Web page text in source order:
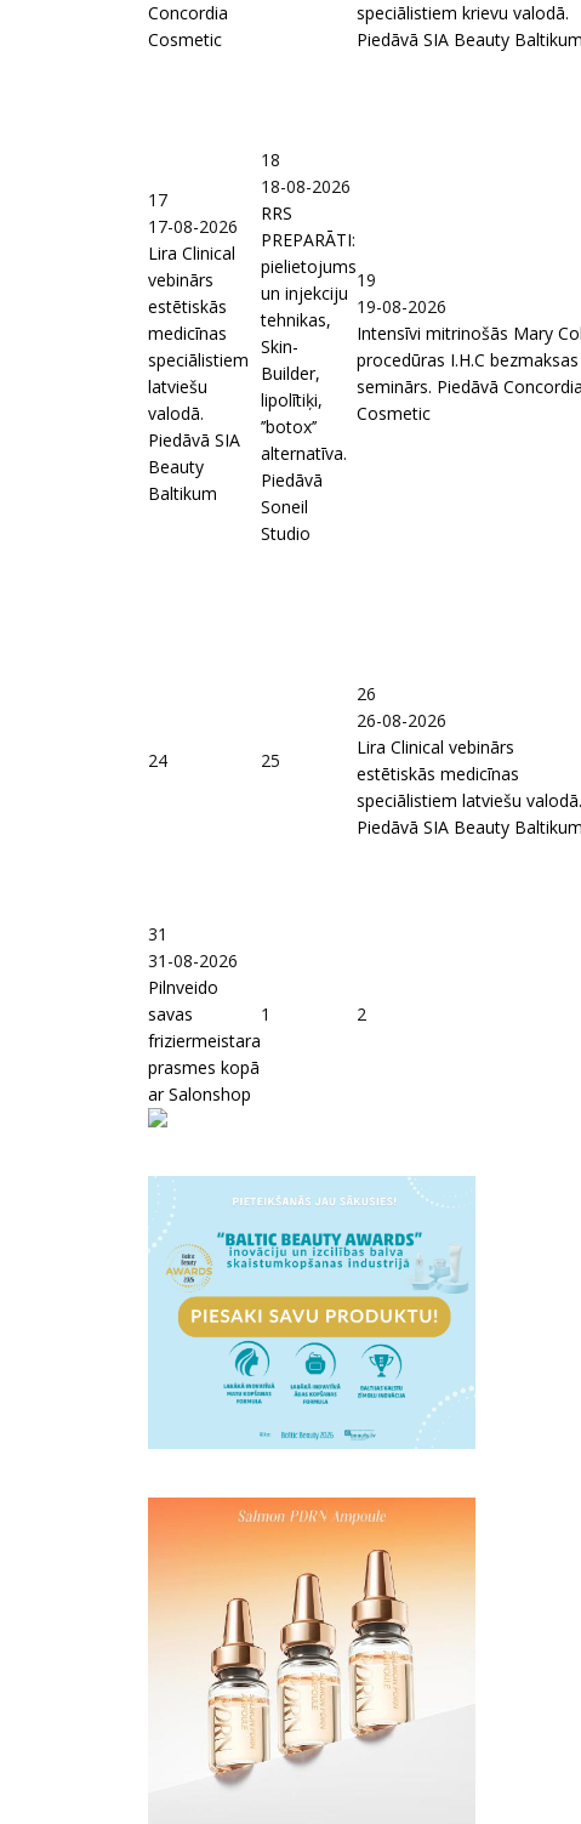
Concordia
Cosmetic
speciālistiem krievu valodā.
Piedāvā SIA Beauty
17
17-08-2026
Lira Clinical
vebinārs
estētiskās
medicīnas
speciālistiem
latviešu
valodā.
Piedāvā SIA
Beauty
Baltikum
18
18-08-2026
RRS
PREPARĀTI:
pielietojums
un injekciju
tehnikas,
Skin-
Builder,
lipolītiķi,
’’botox’’
alternatīva.
Piedāvā
Soneil
Studio
19
19-08-2026
Intensīvi mitrinošās Mary
procedūras I.H.C bezmaksas
seminārs. Piedāvā
Cosmetic
24 25
26
26-08-2026
Lira Clinical vebinārs
estētiskās medicīnas
speciālistiem latviešu valodā.
Piedāvā SIA Beauty
31
31-08-2026
Pilnveido
savas
friziermeistara
prasmes kopā
ar Salonshop
1 2